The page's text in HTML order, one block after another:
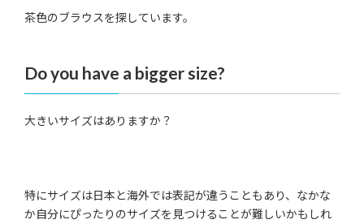
茶色のブラウスを探しています。
Do you have a bigger size?
大きいサイズはありますか？
特にサイズは日本と海外では表記が違うこともあり、なかな
か自分にぴったりのサイズを見つけることが難しいかもしれ